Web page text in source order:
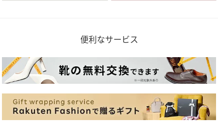
便利なサービス